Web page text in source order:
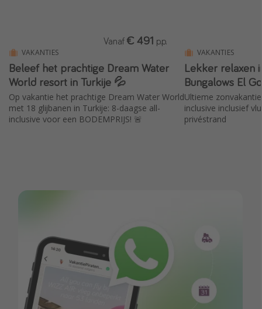
Reiskalender
25 beste pretparken
Beste keukens ter wereld
Center Parcs
Disneyland Parijs
VAKANTIES
Beleef het prachtige Dream Water
World resort in Turkije 💦
Op vakantie het prachtige Dream Water World
met 18 glijbanen in Turkije: 8-daagse all-
inclusive voor een BODEMPRIJS! 🚨
Vanaf € 491 p.p.
VAKANTIES
Lekker relaxen
Bungalows El
Ultieme
inclusive inclusief
privéstrand